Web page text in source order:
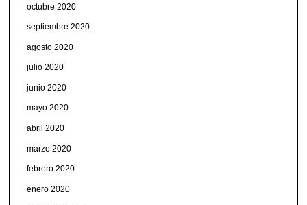
octubre 2020
septiembre 2020
agosto 2020
julio 2020
junio 2020
mayo 2020
abril 2020
marzo 2020
febrero 2020
enero 2020